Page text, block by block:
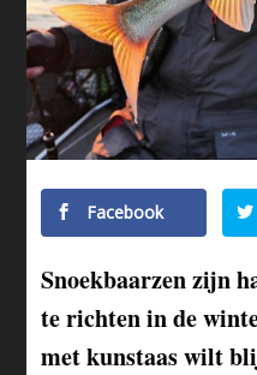
Facebook
Snoekbaarzen zijn
te richten in de
met kunstaas wilt